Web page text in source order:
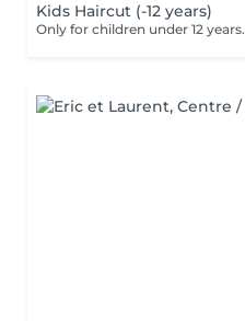
Kids Haircut (-12 years)
Only for children under 12 years.